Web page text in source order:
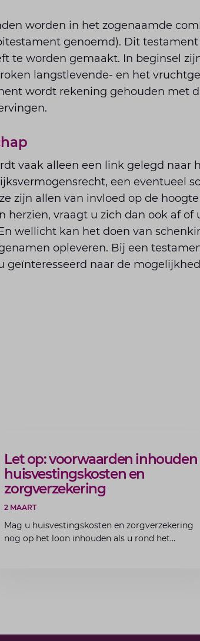
worden in het zogenaamde
genoemd). Dit testament
te worden gemaakt. In beginsel
langstlevende- en het
wordt rekening gehouden met
vaak alleen een link gelegd naar
een eventueel
zijn allen van invloed op de
herzien, vraagt u zich dan ook af of
wellicht kan het doen van
opleveren. Bij een
geïnteresseerd naar de
ARTIKEL
Let op: voorwaarden inhouden
huisvestingskosten en
zorgverzekering
2 MAART
Mag u huisvestingskosten en zorgverzekering
nog op het loon inhouden als u rond het